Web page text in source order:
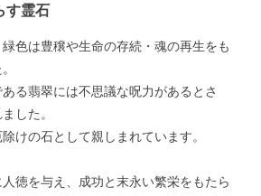
す霊石
色は豊穣や生命の存続・魂の再生をも
る翡翠には不思議な呪力があるとさ
した。
けの石として親しまれています。
徳を与え、成功と末永い繁栄をもたら